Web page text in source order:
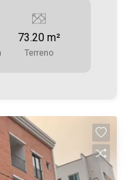
com excelência
erro de
alteração
73.20 m²
Terreno